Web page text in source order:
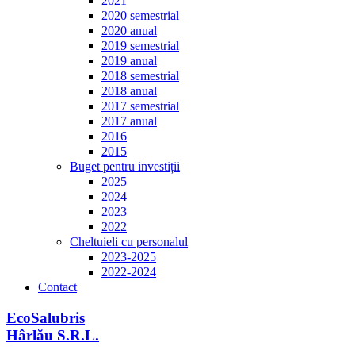
2020 semestrial
2020 anual
2019 semestrial
2019 anual
2018 semestrial
2018 anual
2017 semestrial
2017 anual
2016
2015
Buget pentru investiții
2025
2024
2023
2022
Cheltuieli cu personalul
2023-2025
2022-2024
Contact
EcoSalubris
Hârlău S.R.L.